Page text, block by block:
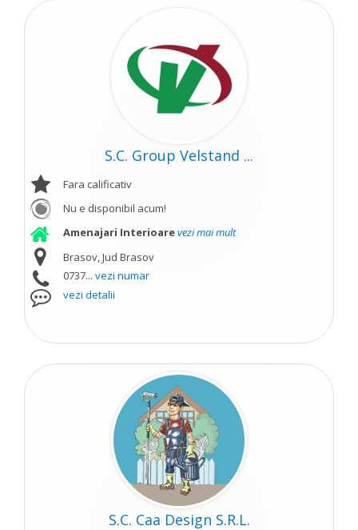
S.C. Group Velstand ...
Fara calificativ
Nu e disponibil acum!
Amenajari Interioarevezi mai mult
Brasov, Jud Brasov
0737... vezi numar
vezi detalii
S.C. Caa Design S.R.L.